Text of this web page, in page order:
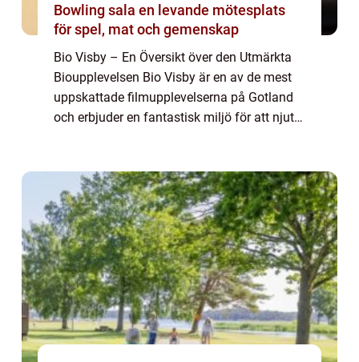
Bowling sala en levande mötesplats
för spel, mat och gemenskap
Bio Visby – En Översikt över den Utmärkta
Bioupplevelsen Bio Visby är en av de mest
uppskattade filmupplevelserna på Gotland
och erbjuder en fantastisk miljö för att njuta